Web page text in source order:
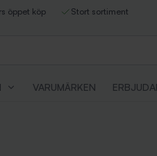
öppet köp Stort sortiment
VARUMÄRKEN